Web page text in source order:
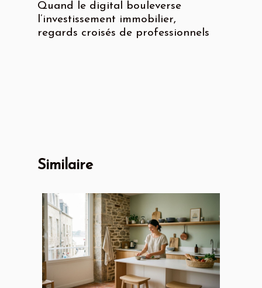
Quand le digital bouleverse
l’investissement immobilier,
regards croisés de professionnels
Similaire